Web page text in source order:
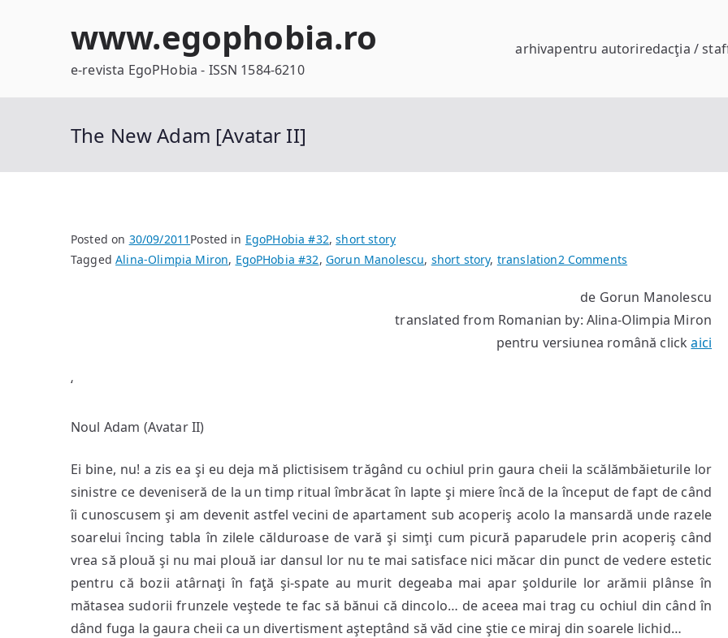
www.egophobia.ro
e-revista EgoPHobia - ISSN 1584-6210
arhivapentru autoriredacţia /
The New Adam [Avatar II]
Posted on 30/09/2011 Posted in EgoPHobia #32,short story
TaggedAlina-Olimpia Miron, EgoPHobia #32, Gorun Manolescu, short story, translation2 Comments
New
Adam
[Avatar
de Gorun Manolescu
translated from Romanian by: Alina-Olimpia Miron
pentru versiunea română clickaici
‘
Noul Adam (Avatar II)
Ei bine, nu! a zis ea şi eu deja mă plictisisem trăgând cu ochiul prin gaura cheii la scălămbăieturile lor
sinistre ce deveniseră de la un timp ritual îmbrăcat în lapte şi miere încă de la început de fapt de când
îi cunoscusem şi am devenit astfel vecini de apartament sub acoperiş acolo la mansardă unde razele
soarelui încing tabla în zilele călduroase de vară şi simţi cum picură paparudele prin acoperiş când
vrea să plouă şi nu mai plouă iar dansul lor nu te mai satisface nici măcar din punct de vedere estetic
pentru că bozii atârnaţi în faţă şi-spate au murit degeaba mai apar şoldurile lor arămii plânse în
mătasea sudorii frunzele veştede te fac să bănui că dincolo… de aceea mai trag cu ochiul din când în
dând fuga la gaura cheii ca un divertisment aşteptând să văd cine ştie ce miraj din soarele lichid…